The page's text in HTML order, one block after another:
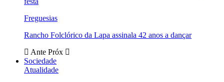
Freguesias
Rancho Folclórico da Lapa assinala 42 anos a dançar
Ante Próx
Sociedade
Atualidade